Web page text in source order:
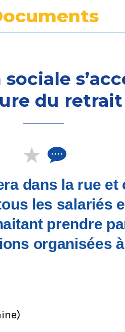
du retrait
dans la rue
les salariés
prendre
organisées